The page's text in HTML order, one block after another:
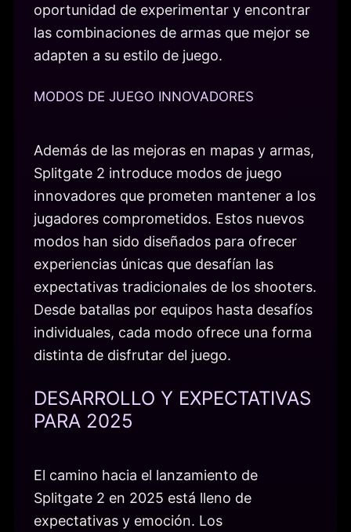
oportunidad de experimentar y encontrar
las combinaciones de armas que mejor se
adapten a su estilo de juego.
MODOS DE JUEGO INNOVADORES
Además de las mejoras en mapas y armas,
Splitgate 2 introduce modos de juego
innovadores que prometen mantener a los
jugadores comprometidos. Estos nuevos
modos han sido diseñados para ofrecer
experiencias únicas que desafían las
expectativas tradicionales de los shooters.
Desde batallas por equipos hasta desafíos
individuales, cada modo ofrece una forma
distinta de disfrutar del juego.
DESARROLLO Y EXPECTATIVAS
PARA 2025
El camino hacia el lanzamiento de
Splitgate 2 en 2025 está lleno de
expectativas y emoción. Los